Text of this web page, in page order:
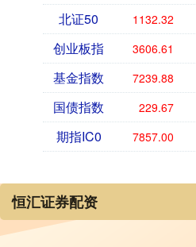
北证50 1132.32
创业板指 3607.00
基金指数 7239.75
国债指数 229.67
期指IC0 7856.00
恒汇证券配资